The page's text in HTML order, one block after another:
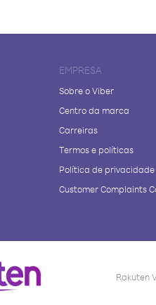
EMPRESA
Sobre o Viber
Centro da marca
Carreiras
Termos e políticas
Política de privacidade
Customer Complaints
Rakuten